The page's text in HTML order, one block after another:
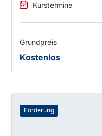
Kurstermine
Grundpreis
Kostenlos
Förderung